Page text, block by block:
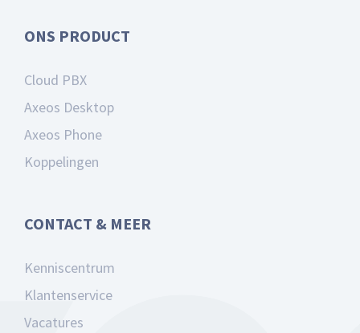
ONS PRODUCT
Cloud PBX
Axeos Desktop
Axeos Phone
Koppelingen
CONTACT & MEER
Kenniscentrum
Klantenservice
Vacatures